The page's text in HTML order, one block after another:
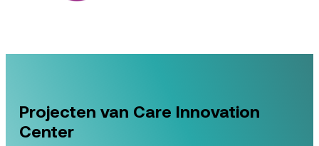
Projecten van Care Innovation
Center